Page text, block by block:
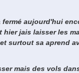
fermé aujourd'hui
hier jais laisser les
surtout sa aprend
mais des vols